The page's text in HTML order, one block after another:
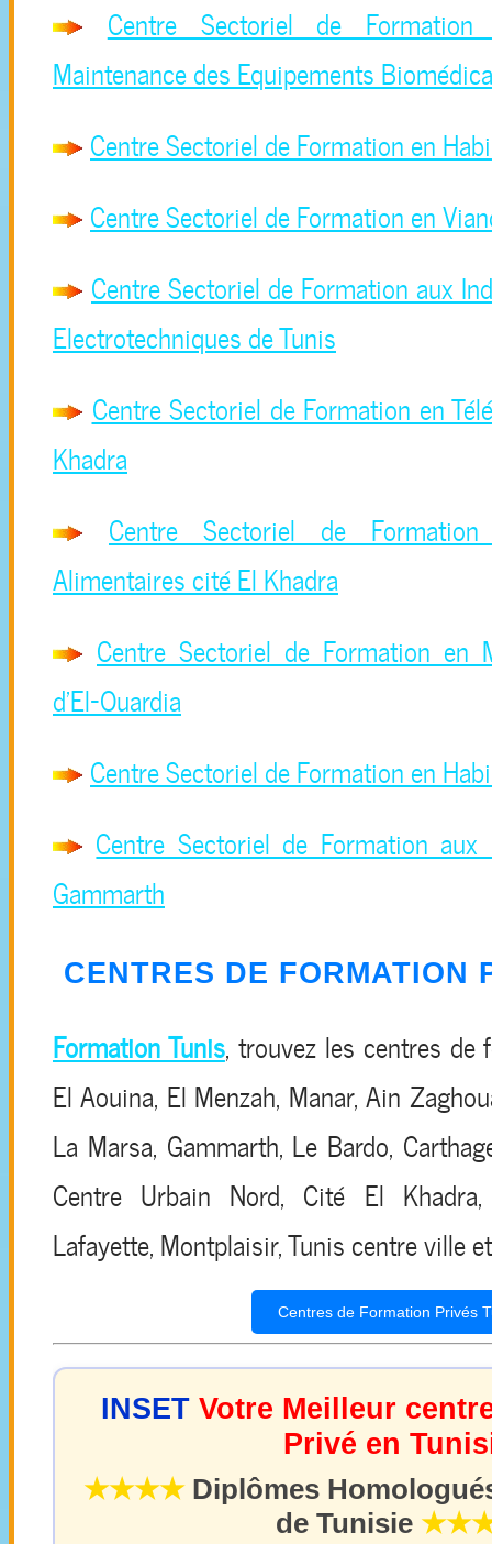
Centre Sectoriel de
Maintenance des Equipements
Centre Sectoriel de Formation en
Centre Sectoriel de Formation en
Centre Sectoriel de Formation aux
Electrotechniques de Tunis
Centre Sectoriel de Formation en
Khadra
Centre Sectoriel de
Alimentaires cité El Khadra
Centre Sectoriel de Formation en
d'El-Ouardia
Centre Sectoriel de Formation en
Centre Sectoriel de Formation
Gammarth
CENTRES DE FORMATION
Formation Tunis, trouvez les centres de
El Aouina, El Menzah, Manar, Ain
La Marsa, Gammarth, Le Bardo,
Centre Urbain Nord, Cité El
Lafayette, Montplaisir, Tunis centre ville
Centres de Formation Privés
INSET Votre Meilleur
Privé en
★★★★Diplômes
de Tunisie